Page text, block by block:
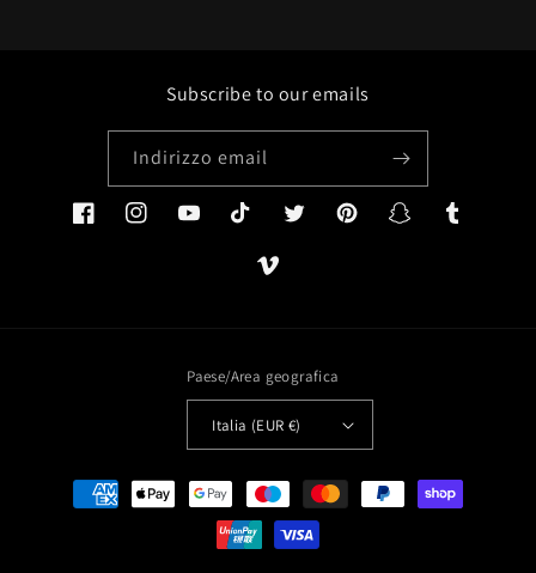
Subscribe to our emails
Indirizzo email
FacebookInstagramYouTubeTikTok TwitterPinterestSnapchatTumblr
Vimeo
Paese/Area geografica
Italia (EUR €)
Metodi